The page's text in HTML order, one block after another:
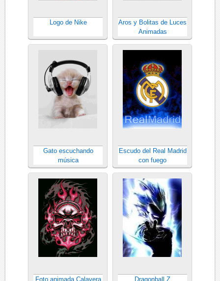
Logo de Nike
Aros y Bolitas de Luces
Animadas
Gato escuchando
música
Escudo del Real Madrid
con fuego
Foto animada Calavera Dragonball Z